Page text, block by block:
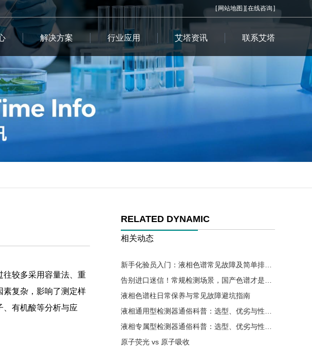
[网站地图 ][在线咨询]
解决方案 行业应用 艾塔资讯 联系艾塔
RELATED DYNAMIC
相关动态
液相色谱柱日常保养与常见故障避坑指南
原子荧光 vs 原子吸收
往较多采用容量法、重
素复杂，影响了测定样
、有机酸等分析与应